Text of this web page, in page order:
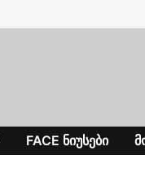
FACE ᲜᲘᲣᲡᲔᲑᲘ